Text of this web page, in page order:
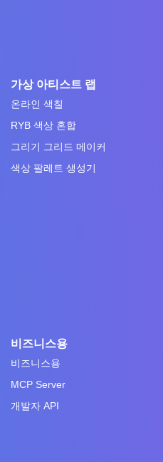
가상 아티스트 랩
온라인 색칠
RYB 색상 혼합
그리기 그리드 메이커
색상 팔레트 생성기
비즈니스용
비즈니스용
MCP Server
개발자 API